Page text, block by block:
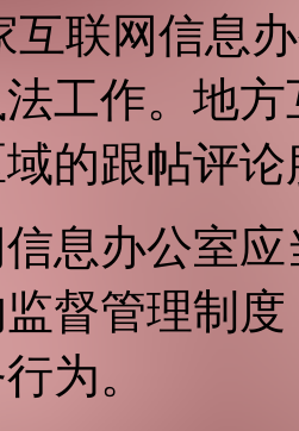
互联网信息
工作。地
的跟帖评
息办公室
督管理制
为。